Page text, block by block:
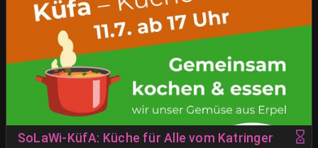
SoLaWi-KüfA: Küche für Alle vom Katringer